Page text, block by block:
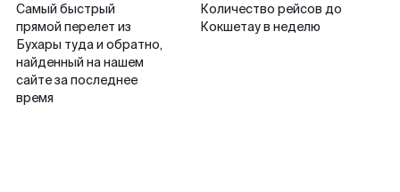
Самый быстрый
прямой перелет из
Бухары туда и обратно,
найденный на нашем
сайте за последнее
время
Количество рейсов до
Кокшетау в неделю